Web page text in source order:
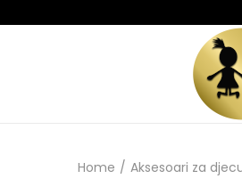
Home / Aksesoari za